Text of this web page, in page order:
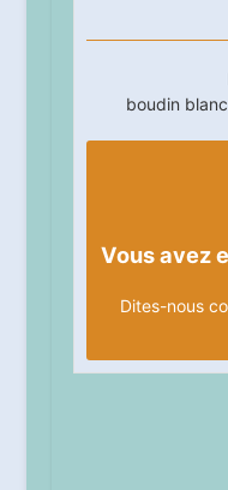
boudin
Vous avez
Dites-nous